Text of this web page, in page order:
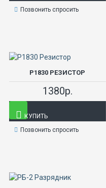
Позвонить спросить
Р1830 РЕЗИСТОР
1380р.
КУПИТЬ
Позвонить спросить